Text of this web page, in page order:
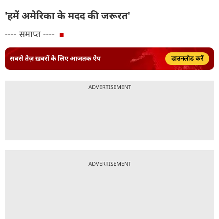
'हमें अमेरिका के मदद की जरूरत'
---- समाप्त ----
सबसे तेज़ ख़बरों के लिए आजतक ऐप डाउनलोड करें
ADVERTISEMENT
ADVERTISEMENT